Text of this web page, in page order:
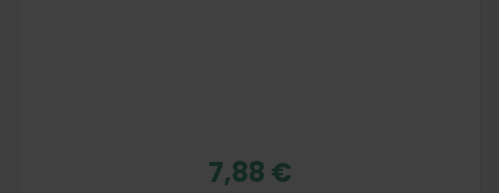
7,88 €